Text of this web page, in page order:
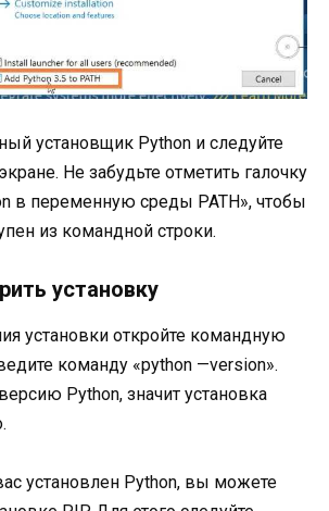
установщик Python и следуйте
Не забудьте отметить галочку
в переменную среды PATH», чтобы
из командной строки.
установку
установки откройте командную
команду «python —version».
Python, значит установка
установлен Python, вы можете